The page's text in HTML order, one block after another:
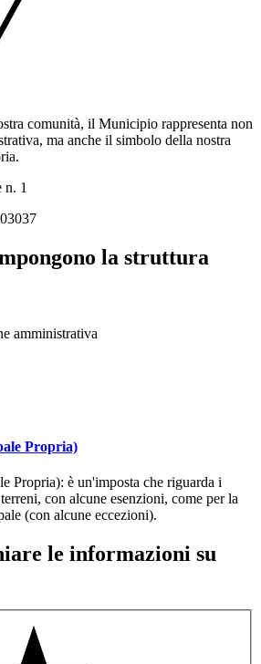
comunità, il Municipio rappresenta non
ma anche il simbolo della nostra
n. 1
la struttura
amministrativa
Propria)
Propria): è un'imposta che riguarda i
con alcune esenzioni, come per la
(con alcune eccezioni).
le informazioni su